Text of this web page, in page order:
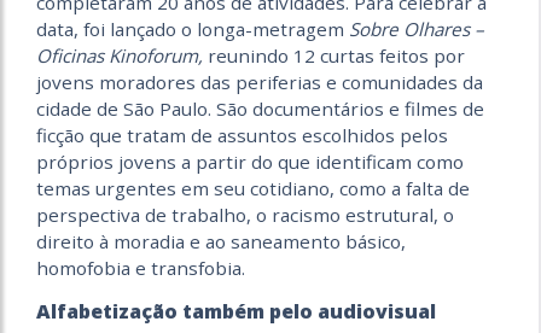
data, foi lançado o longa-metragem Sobre Olhares –
Oficinas Kinoforum, reunindo 12 curtas feitos por
jovens moradores das periferias e comunidades da
cidade de São Paulo. São documentários e filmes de
ficção que tratam de assuntos escolhidos pelos
próprios jovens a partir do que identificam como
temas urgentes em seu cotidiano, como a falta de
perspectiva de trabalho, o racismo estrutural, o
direito à moradia e ao saneamento básico,
homofobia e transfobia.
Alfabetização também pelo audiovisual